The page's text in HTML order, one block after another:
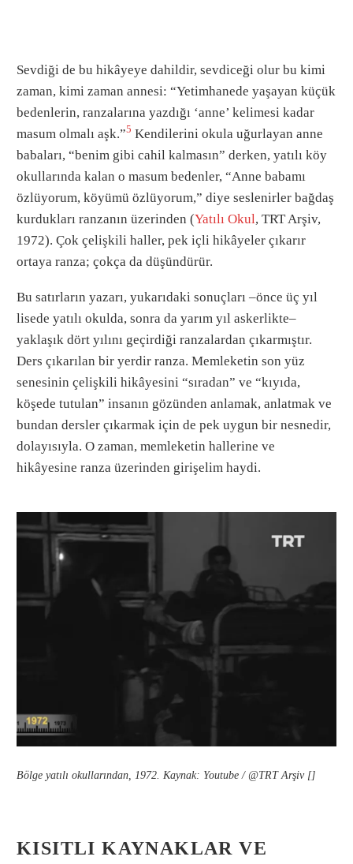
Sevdiği de bu hikâyeye dahildir, sevdiceği olur bu kimi
zaman, kimi zaman annesi: “Yetimhanede yaşayan küçük
bedenlerin, ranzalarına yazdığı ‘anne’ kelimesi kadar
masum olmalı aşk.”5 Kendilerini okula uğurlayan anne
babaları, “benim gibi cahil kalmasın” derken, yatılı köy
okullarında kalan o masum bedenler, “Anne babamı
özlüyorum, köyümü özlüyorum,” diye seslenirler bağdaş
kurdukları ranzanın üzerinden (Yatılı Okul, TRT Arşiv,
1972). Çok çelişkili haller, pek içli hikâyeler çıkarır
ortaya ranza; çokça da düşündürür.
Bu satırların yazarı, yukarıdaki sonuçları –önce üç yıl
lisede yatılı okulda, sonra da yarım yıl askerlikte–
yaklaşık dört yılını geçirdiği ranzalardan çıkarmıştır.
Ders çıkarılan bir yerdir ranza. Memleketin son yüz
senesinin çelişkili hikâyesini “sıradan” ve “kıyıda,
köşede tutulan” insanın gözünden anlamak, anlatmak ve
bundan dersler çıkarmak için de pek uygun bir nesnedir,
dolayısıyla. O zaman, memleketin hallerine ve
hikâyesine ranza üzerinden girişelim haydi.
Bölge yatılı okullarından, 1972. Kaynak: Youtube / @TRT Arşiv []
KISITLI KAYNAKLAR VE